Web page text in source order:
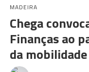
MADEIRA
Chega
Finanças ao
da mobilidade